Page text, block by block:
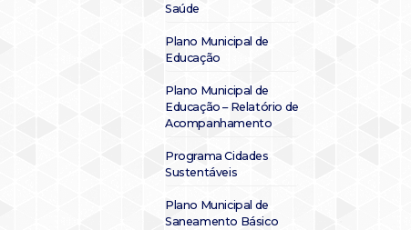
Saúde
Plano Municipal de
Educação
Plano Municipal de
Educação – Relatório de
Acompanhamento
Programa Cidades
Sustentáveis
Plano Municipal de
Saneamento Básico